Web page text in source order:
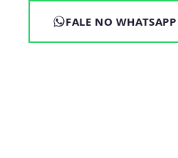
FALE NO WHATSAPP